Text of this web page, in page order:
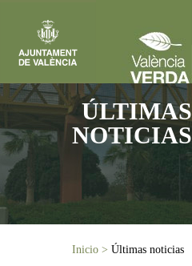
ÚLTIMAS
NOTICIAS
Usted está aquí
Inicio > Últimas noticias